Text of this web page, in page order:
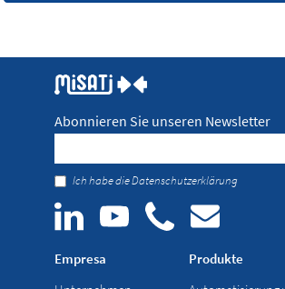
Abonnieren Sie unseren Newsletter
Ich habe dieDatenschutzerklärung
Empresa
Produkte